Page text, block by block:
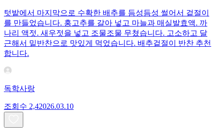
텃밭에서 마지막으로 수확한 배추를 듬성듬성 썰어서 겉절이
를 만들었습니다. 홍고추를 갈아 넣고 마늘과 매실발효액. 까
나리 액젓. 새우젓을 넣고 조물조물 무쳤습니다. 고소하고 달
근해서 밑반찬으로 맛있게 먹었습니다. 배추겉절이 반찬 추천
합니다.
독학사랑
조회수 2,42026.03.10